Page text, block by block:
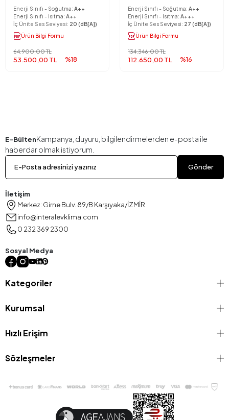
Enerji Sınıfı - Soğutma: A++
Enerji Sınıfı - Isıtma: A++
İç Ünite Ses Seviyesi: 20 (dB[A])
Ürün Bilgi Formu
53.500,00 TL
64.900,00 TL
%18
Enerji Sınıfı - Soğutma: A++
Enerji Sınıfı - Isıtma: A+++
İç Ünite Ses Seviyesi: 27 (dB[A])
Ürün Bilgi Formu
112.650,00 TL
134.346,00 TL
%16
E-BültenKampanya, duyuru, bilgilendirmelerden e-posta ile
haberdar olmak istiyorum.
Gönder
İletişim
Merkez: Girne Bulv. 89/B Karşıyaka/İZMİR
info@interalevklima.com
0 232 369 2300
Sosyal Medya
Kategoriler
Kurumsal
Hızlı Erişim
Sözleşmeler